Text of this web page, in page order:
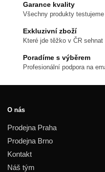
Garance kvality
Všechny produkty testujeme
Exkluzivní zboží
Které jde těžko v ČR sehnat
Poradíme s výběrem
Profesionální podpora na
O nás
Prodejna Praha
Prodejna Brno
Kontakt
Náš tým